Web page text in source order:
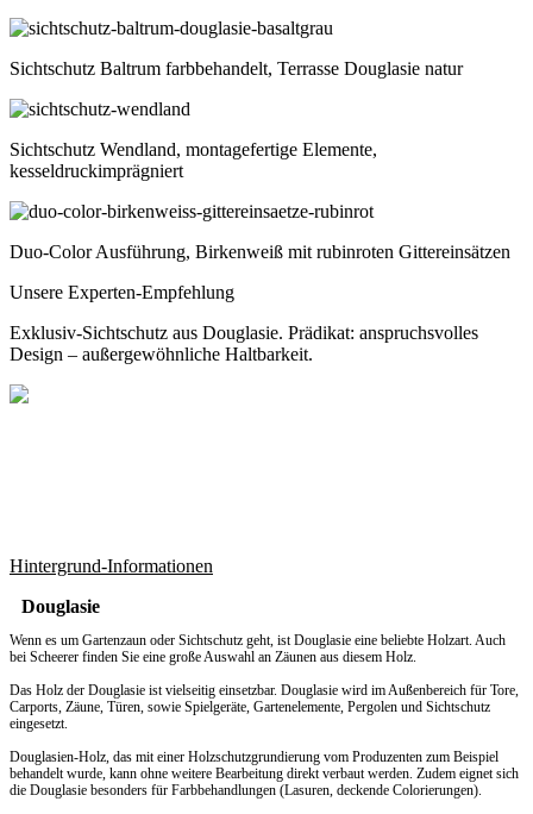
Sichtschutz Baltrum farbbehandelt, Terrasse Douglasie natur
Sichtschutz Wendland, montagefertige Elemente,
kesseldruckimprägniert
Duo-Color Ausführung, Birkenweiß mit rubinroten Gittereinsätzen
Unsere Experten-Empfehlung
Exklusiv-Sichtschutz aus Douglasie. Prädikat: anspruchsvolles
Design – außergewöhnliche Haltbarkeit.
Hintergrund-Informationen
Douglasie
Wenn es um Gartenzaun oder Sichtschutz geht, ist Douglasie eine beliebte Holzart. Auch
bei Scheerer finden Sie eine große Auswahl an Zäunen aus diesem Holz.
Das Holz der Douglasie ist vielseitig einsetzbar. Douglasie wird im Außenbereich für Tore,
Carports, Zäune, Türen, sowie Spielgeräte, Gartenelemente, Pergolen und Sichtschutz
eingesetzt.
Douglasien-Holz, das mit einer Holzschutzgrundierung vom Produzenten zum Beispiel
behandelt wurde, kann ohne weitere Bearbeitung direkt verbaut werden. Zudem eignet sich
die Douglasie besonders für Farbbehandlungen (Lasuren, deckende Colorierungen).